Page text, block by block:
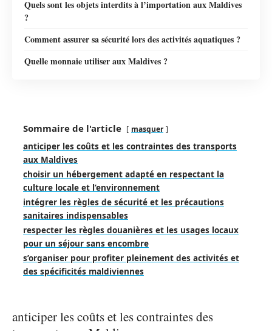
Quels sont les objets interdits à l’importation aux Maldives
?
Comment assurer sa sécurité lors des activités aquatiques ?
Quelle monnaie utiliser aux Maldives ?
Sommaire de l'article masquer
anticiper les coûts et les contraintes des transports
aux Maldives
choisir un hébergement adapté en respectant la
culture locale et l’environnement
intégrer les règles de sécurité et les précautions
sanitaires indispensables
respecter les règles douanières et les usages locaux
pour un séjour sans encombre
s’organiser pour profiter pleinement des activités et
des spécificités maldiviennes
anticiper les coûts et les contraintes des